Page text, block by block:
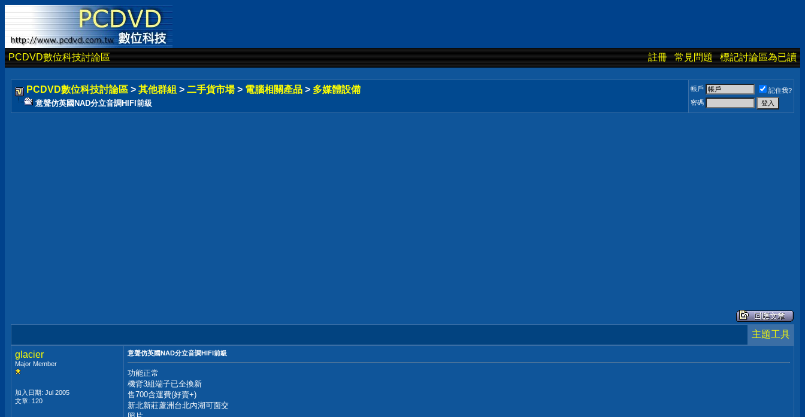
PCDVD數位科技討論區 註冊 常見問題 標記討論區為已讀
PCDVD數位科技討論區 > 其他群組 > 二手貨市場 > 電腦相關產品 > 多媒體設備
意聲仿英國NAD分立音調HIFI前級
帳戶
記住我?
密碼
主題工具
glacier
Major Member
加入日期: Jul 2005
文章: 120
意聲仿英國NAD分立音調HIFI前級
功能正常
機背3組端子已全換新
售700含運費(好賣+)
新北新莊蘆洲台北內湖可面交